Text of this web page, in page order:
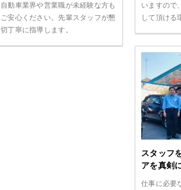
自動車業界や営業職が未経験な方も
ご安心ください。先輩スタッフが懇
切丁寧に指導します。
いますので
して頂ける
スタッフ
アを真剣
仕事に必要